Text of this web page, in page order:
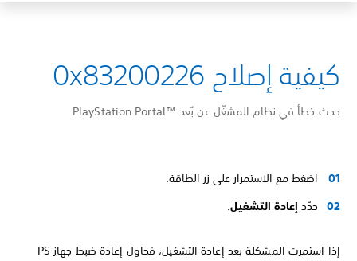
كيفية إصلاح 0x83200226
حدث خطأ في نظام المشغّل عن بُعد PlayStation Portal™‎.
اضغط مع الاستمرار على زر الطاقة.
حدّد إعادة التشغيل.
إذا استمرت المشكلة بعد إعادة التشغيل، فحاول إعادة ضبط جهاز PS